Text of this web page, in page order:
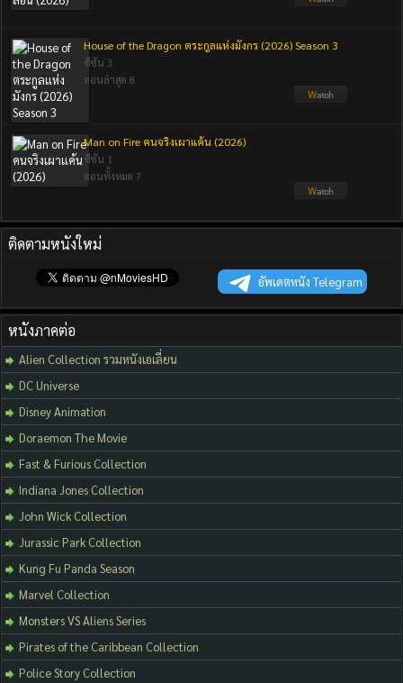
House of the Dragon ตระกูลแห่งมังกร (2026) Season 3
ซีซัน 3
ตอนล่าสุด 8
Man on Fire คนจริงเผาแค้น (2026)
ซีซัน 1
ตอนทั้งหมด 7
ติดตามหนังใหม่
อัพเดตหนัง Telegram
หนังภาคต่อ
Alien Collection รวมหนังเอเลี่ยน
DC Universe
Disney Animation
Doraemon The Movie
Fast & Furious Collection
Indiana Jones Collection
John Wick Collection
Jurassic Park Collection
Kung Fu Panda Season
Marvel Collection
Monsters VS Aliens Series
Pirates of the Caribbean Collection
Police Story Collection